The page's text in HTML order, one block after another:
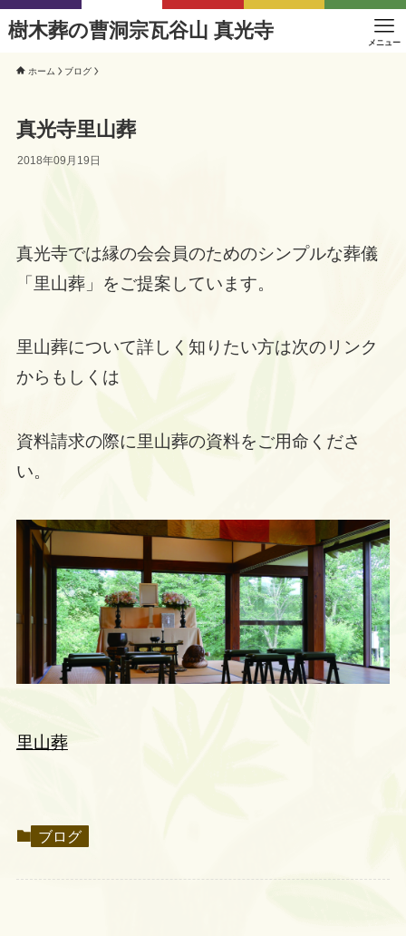
樹木葬の曹洞宗瓦谷山 真光寺
メニュー
ホーム ブログ
真光寺里山葬
2018年09月19日
真光寺では縁の会会員のためのシンプルな葬儀
「里山葬」をご提案しています。
里山葬について詳しく知りたい方は次のリンク
からもしくは
資料請求の際に里山葬の資料をご用命くださ
い。
里山葬
ブログ